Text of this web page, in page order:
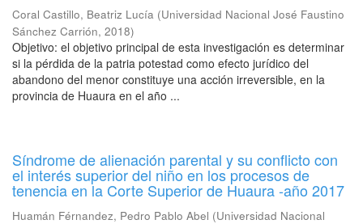
Coral Castillo, Beatriz Lucía (Universidad Nacional José Faustino
Sánchez Carrión, 2018)
Objetivo: el objetivo principal de esta investigación es determinar
si la pérdida de la patria potestad como efecto jurídico del
abandono del menor constituye una acción irreversible, en la
provincia de Huaura en el año ...
Síndrome de alienación parental y su conflicto con
el interés superior del niño en los procesos de
tenencia en la Corte Superior de Huaura -año 2017
Huamán Férnandez, Pedro Pablo Abel (Universidad Nacional